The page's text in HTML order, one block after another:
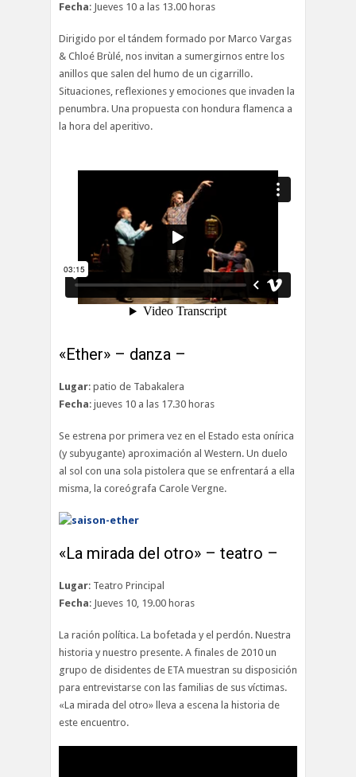
Fecha: Jueves 10 a las 13.00 horas
Dirigido por el tándem formado por Marco Vargas
& Chloé Brùlé, nos invitan a sumergirnos entre los
anillos que salen del humo de un cigarrillo.
Situaciones, reflexiones y emociones que invaden la
penumbra. Una propuesta con hondura flamenca a
la hora del aperitivo.
«Ether» – danza –
Lugar: patio de Tabakalera
Fecha: jueves 10 a las 17.30 horas
Se estrena por primera vez en el Estado esta onírica
(y subyugante) aproximación al Western. Un duelo
al sol con una sola pistolera que se enfrentará a ella
misma, la coreógrafa Carole Vergne.
«La mirada del otro» – teatro –
Lugar: Teatro Principal
Fecha: Jueves 10, 19.00 horas
La ración política. La bofetada y el perdón. Nuestra
historia y nuestro presente. A finales de 2010 un
grupo de disidentes de ETA muestran su disposición
para entrevistarse con las familias de sus víctimas.
«La mirada del otro» lleva a escena la historia de
este encuentro.